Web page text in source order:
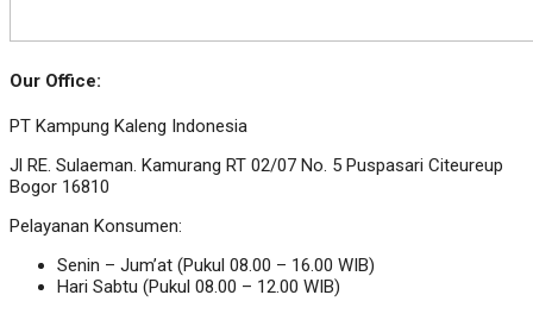
Our Office:
PT Kampung Kaleng Indonesia
Jl RE. Sulaeman. Kamurang RT 02/07 No. 5 Puspasari Citeureup
Bogor 16810
Pelayanan Konsumen:
Senin – Jum’at (Pukul 08.00 – 16.00 WIB)
Hari Sabtu (Pukul 08.00 – 12.00 WIB)